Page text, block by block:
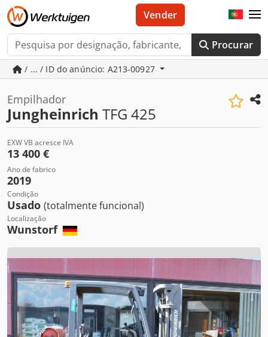
Procurar
Vender
/ ... / ID do anúncio: A213-00927
Empilhador
Jungheinrich TFG 425
EXW VB acresce IVA
13 400 €
Ano de fabrico
2019
Condição
Usado (totalmente funcional)
Localização
Wunstorf